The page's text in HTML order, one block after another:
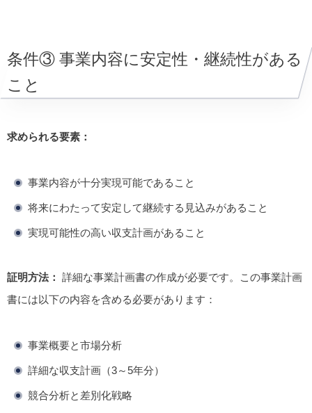
条件③ 事業内容に安定性・継続性がある
こと
求められる要素：
事業内容が十分実現可能であること
将来にわたって安定して継続する見込みがあること
実現可能性の高い収支計画があること
証明方法： 詳細な事業計画書の作成が必要です。この事業計画
書には以下の内容を含める必要があります：
事業概要と市場分析
詳細な収支計画（3～5年分）
競合分析と差別化戦略